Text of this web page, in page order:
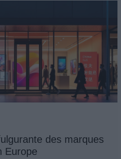
des marques
Europe